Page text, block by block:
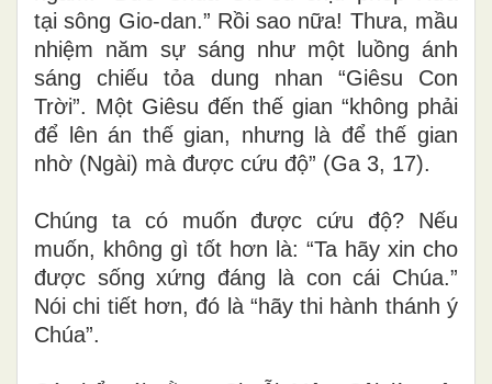
tại sông Gio-dan.” Rồi sao nữa! Thưa, mầu
nhiệm năm sự sáng như một luồng ánh
sáng chiếu tỏa dung nhan “Giêsu Con
Trời”. Một Giêsu đến thế gian “không phải
để lên án thế gian, nhưng là để thế gian
nhờ (Ngài) mà được cứu độ” (Ga 3, 17).
Chúng ta có muốn được cứu độ? Nếu
muốn, không gì tốt hơn là: “Ta hãy xin cho
được sống xứng đáng là con cái Chúa.”
Nói chi tiết hơn, đó là “hãy thi hành thánh ý
Chúa”.